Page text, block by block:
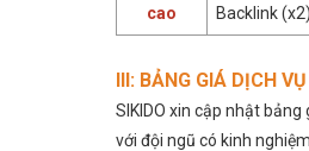
cao
Backlink
III: BẢNG GIÁ DỊCH
SIKIDO xin cập nhật bảng
với đội ngũ có kinh